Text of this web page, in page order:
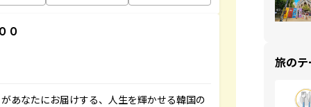
０
あなたにお届けする、人生を輝かせる韓国の
旅の